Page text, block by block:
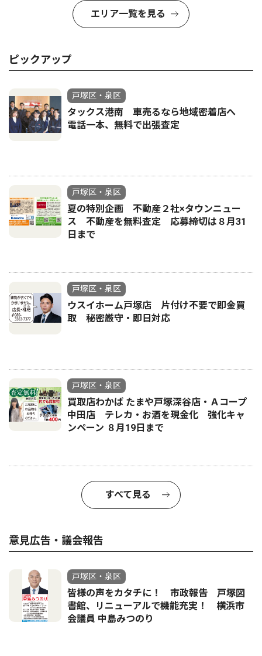
エリア一覧を見る
ピックアップ
戸塚区・泉区
タックス港南 車売るなら地域密着店へ
電話一本、無料で出張査定
戸塚区・泉区
夏の特別企画 不動産２社×タウンニュー
ス 不動産を無料査定 応募締切は８月31
日まで
戸塚区・泉区
ウスイホーム戸塚店 片付け不要で即金買
取 秘密厳守・即日対応
戸塚区・泉区
買取店わかば たまや戸塚深谷店・Ａコープ
中田店 テレカ・お酒を現金化 強化キャ
ンペーン ８月19日まで
すべて見る
意見広告・議会報告
戸塚区・泉区
皆様の声をカタチに！ 市政報告 戸塚図
書館、リニューアルで機能充実！ 横浜市
会議員 中島みつのり